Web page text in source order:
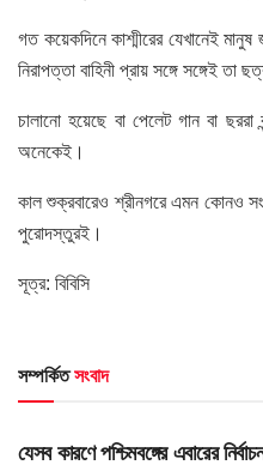
গত কয়েকদিনে কাশ্মীরের যেখানেই
নিরাপত্তা বাহিনী প্রায় সঙ্গে সঙ্গেই তা
চালানো হয়েছে বা পেলেট গান বা ছররা
অনেকেই।
কাল শুক্রবারেও শ্রীনগরে এমন কোনও
পুরোদস্তুরই।
সূত্র: বিবিসি
সম্পর্কিতসংবাদ
HOME POST
যেসব কারণে পশ্চিমবঙ্গের এবারের